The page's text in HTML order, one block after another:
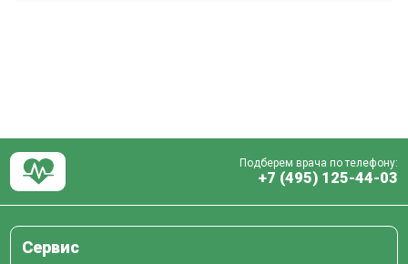
Подберем врача по телефону:
+7 (495) 125-44-03
Сервис